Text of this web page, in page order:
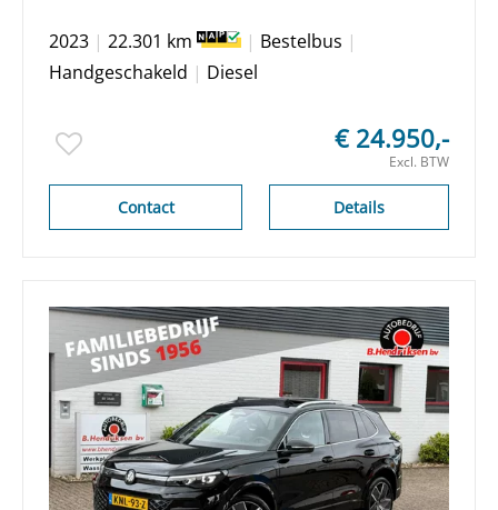
Trekhaak/ Airco/ Cruise
control/ Bluetooth/ 1 Eigenaar/
2023 | 22.301 km | Bestelbus |
Handgeschakeld | Diesel
€ 24.950,-
Excl. BTW
Details
Contact